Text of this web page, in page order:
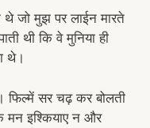
जो मुझ पर लाईन मारते
थी कि वे मुनिया ही
थे।
फिल्में सर चढ़ कर बोलती
मन इश्कियाए न और